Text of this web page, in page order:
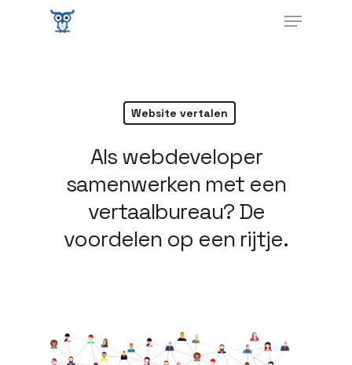
Website vertalen
Als webdeveloper
samenwerken met een
vertaalbureau? De
voordelen op een rijtje.